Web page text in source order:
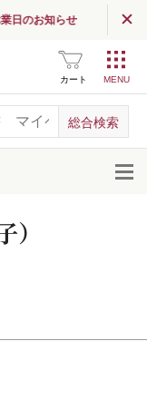
日のお知らせ
カート